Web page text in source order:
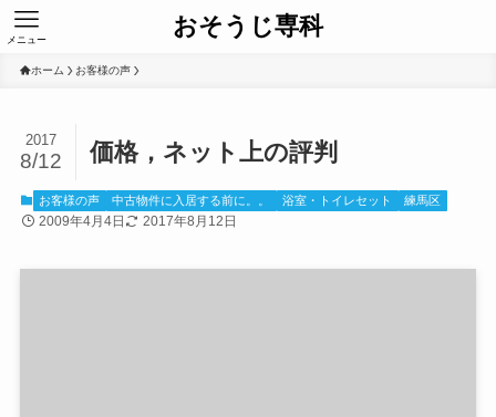
おそうじ専科
メニュー
ホーム お客様の声
価格，ネット上の評判
2017
8/12
お客様の声 中古物件に入居する前に。。 浴室・トイレセット 練馬区
2009年4月4日 2017年8月12日